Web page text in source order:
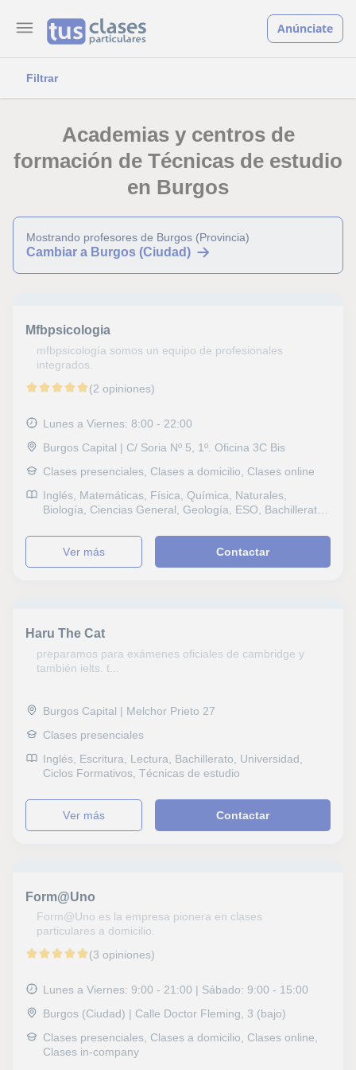
Anúnciate
Filtrar
Academias y centros de
formación de Técnicas de estudio
en Burgos
Mostrando profesores de Burgos (Provincia)
Cambiar a Burgos (Ciudad)
Mfbpsicologia
mfbpsicología somos un equipo de profesionales
integrados.
(2 opiniones)
Lunes a Viernes: 8:00 - 22:00
Burgos Capital | C/ Soria Nº 5, 1º. Oficina 3C Bis
Clases presenciales, Clases a domicilio, Clases online
Inglés, Matemáticas, Física, Química, Naturales,
Biología, Ciencias General, Geología, ESO, Bachillerato,
aprendizaje, TDAH Trastorno por déficit de atención,
Pedagogía
ver más Contactar
Haru The Cat
preparamos para exámenes oficiales de cambridge y
también ielts. t...
Burgos Capital | Melchor Prieto 27
Clases presenciales
Inglés, Escritura, Lectura, Bachillerato, Universidad,
Ciclos Formativos, Técnicas de estudio
ver más Contactar
Form@Uno
Form@Uno es la empresa pionera en clases
particulares a domicilio.
(3 opiniones)
Lunes a Viernes: 9:00 - 21:00 | Sábado: 9:00 - 15:00
Burgos (Ciudad) | Calle Doctor Fleming, 3 (bajo)
Clases presenciales, Clases a domicilio, Clases online,
Clases in-company